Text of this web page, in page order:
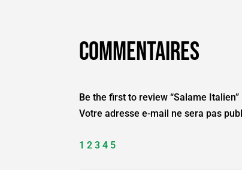
Commentaires
Be the first to review “Salame Italien”
Votre adresse e-mail ne sera pas
1 2 3 4 5